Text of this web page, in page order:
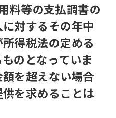
料等の支払調書の
対するその年中
得税法の定める
のとなっていま
を超えない場合
を求めることは